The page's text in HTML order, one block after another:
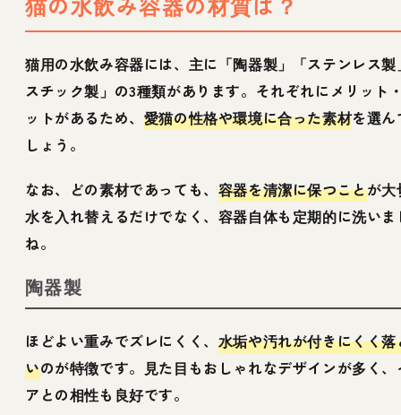
猫用の水飲み容器には、主に「陶器製」「ステンレス
スチック製」の3種類があります。それぞれにメリット
ットがあるため、 愛猫の性格や環境に合った素材を選
しょう。
なお、どの素材であっても、 容器を清潔に保つことが大
水を入れ替えるだけでなく、容器自体も定期的に洗い
ね。
陶器製
ほどよい重みでズレにくく、 水垢や汚れが付きにくく
いのが特徴です。見た目もおしゃれなデザインが多く
アとの相性も良好です。